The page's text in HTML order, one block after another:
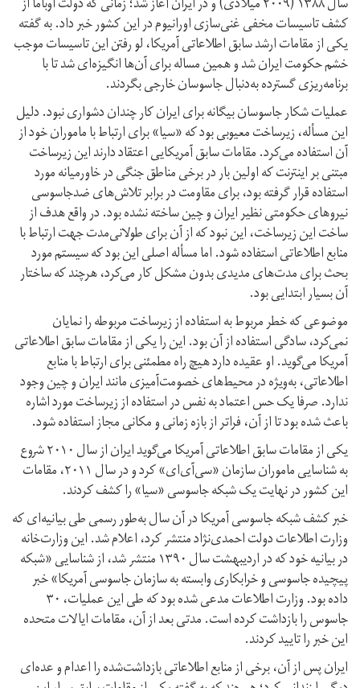
کشف تاسیسات مخفی غنی‌سازی اورانیوم در این کشور خبر داد. به گفته
یکی از مقامات ارشد سابق اطلاعاتی آمریکا، لو رفتن این تاسیسات موجب
خشم حکومت ایران شد و همین مساله برای آن‌ها انگیزه‌ای شد تا با
برنامه‌ریزی گسترده به‌دنبال جاسوسان خارجی بگردند.
عملیات شکار جاسوسان بیگانه برای ایران کار چندان دشواری نبود. دلیل
این مسأله، زیرساخت معیوبی بود که «سیا» برای ارتباط با ماموران خود از
آن استفاده می‌کرد. مقامات سابق آمریکایی اعتقاد دارند این زیرساخت
مبتنی بر اینترنت که اولین بار در برخی مناطق جنگی در خاورمیانه مورد
استفاده قرار گرفته بود، برای مقاومت در برابر تلاش‌های ضدجاسوسی
نیروهای حکومتی نظیر ایران و چین ساخته نشده بود. در واقع هدف از
ساخت این زیرساخت، این نبود که از آن برای طولانی‌مدت جهت ارتباط با
منابع اطلاعاتی استفاده شود. اما مسأله اصلی این بود که سیستم مورد
بحث برای مدت‌های مدیدی بدون مشکل کار می‌کرد، هرچند که ساختار
آن بسیار ابتدایی بود.
موضوعی که خطر مربوط به استفاده از زیرساخت مربوطه را نمایان
نمی‌کرد، سادگی استفاده از آن بود. این را یکی از مقامات سابق اطلاعاتی
آمریکا می‌گوید. او عقیده دارد هیچ راه مطمئنی برای ارتباط با منابع
اطلاعاتی، به‌ویژه در محیط‌های خصومت‌آمیزی مانند ایران و چین وجود
ندارد. صرفا یک حس اعتماد به نفس در استفاده از زیرساخت مورد اشاره
باعث شده بود تا از آن، فراتر از بازه زمانی و مکانی مجاز استفاده شود.
یکی از مقامات سابق اطلاعاتی آمریکا می‌گوید ایران از سال ۲۰۱۰ شروع
به شناسایی ماموران سازمان «سی‌آی‌ای» کرد و در سال ۲۰۱۱، مقامات
این کشور در نهایت یک شبکه جاسوسی «سیا» را کشف کردند.
خبر کشف شبکه جاسوسی آمریکا در آن سال به‌طور رسمی طی بیانیه‌ای که
وزارت اطلاعات دولت احمدی‌نژاد منتشر کرد، اعلام شد. این وزارت‌خانه
در بیانیه خود که در اردیبهشت سال ۱۳۹۰ منتشر شد، از شناسایی «شبکه
پیچیده جاسوسی و خرابکاری وابسته به سازمان جاسوسی آمریکا» خبر
داده بود. وزارت اطلاعات مدعی شده بود که طی این عملیات، ۳۰
جاسوس را بازداشت کرده است. مدتی بعد از آن، مقامات ایالات متحده
این خبر را تایید کردند.
ایران پس از آن، برخی از منابع اطلاعاتی بازداشت‌شده را اعدام و عده‌ای